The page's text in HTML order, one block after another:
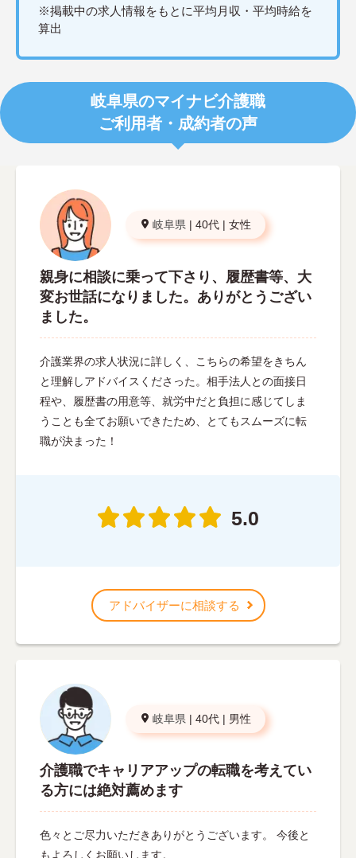
※掲載中の求人情報をもとに平均月収・平均時給を
算出
岐阜県のマイナビ介護職
ご利用者・成約者の声
岐阜県 | 40代 | 女性
親身に相談に乗って下さり、履歴書等、大
変お世話になりました。ありがとうござい
ました。
介護業界の求人状況に詳しく、こちらの希望をきちん
と理解しアドバイスくださった。相手法人との面接日
程や、履歴書の用意等、就労中だと負担に感じてしま
うことも全てお願いできたため、とてもスムーズに転
職が決まった！
5.0
アドバイザーに相談する
岐阜県 | 40代 | 男性
介護職でキャリアアップの転職を考えてい
る方には絶対薦めます
色々とご尽力いただきありがとうございます。 今後と
もよろしくお願いします。